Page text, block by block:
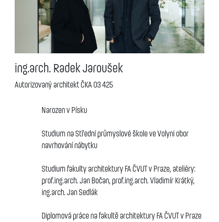
ing.arch. Radek Jaroušek
Autorizovaný architekt ČKA 03 425
Narozen v Písku
Studium na Střední průmyslové škole ve Volyni obor
navrhování nábytku
Studium fakulty architektury FA ČVUT v Praze, ateliéry:
prof.ing.arch. Jan Bočan, prof.ing.arch. Vladimír Krátký,
ing.arch. Jan Sedlák
Diplomová práce na fakultě architektury FA ČVUT v Praze